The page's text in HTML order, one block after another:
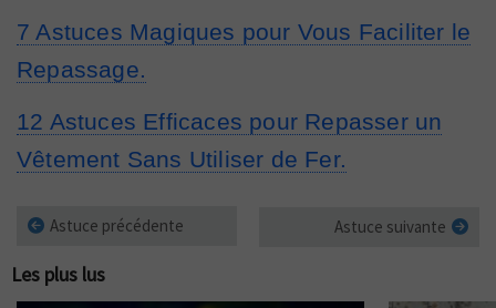
7 Astuces Magiques pour Vous Faciliter le
Repassage.
12 Astuces Efficaces pour Repasser un
Vêtement Sans Utiliser de Fer.
Astuce précédente Astuce suivante
Les plus lus